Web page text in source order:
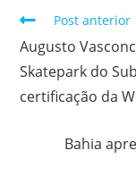
Post anterior
Augusto
Skatepark do
certificação da
Bahia